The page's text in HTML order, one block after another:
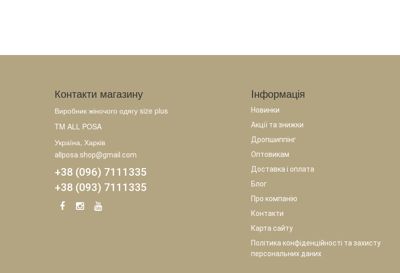
Контакти магазину
Виробник жіночого одягу size plus
TM ALL POSA
Україна, Харків
allposa.shop@gmail.com
+38 (096) 7111335
+38 (093) 7111335
Iнформація
Новинки
Акції та знижки
Дропшиппінг
Оптовикам
Доставка і оплата
Блог
Про компанію
Контакти
Карта сайту
Політика конфіденційності та захисту
персональних даних